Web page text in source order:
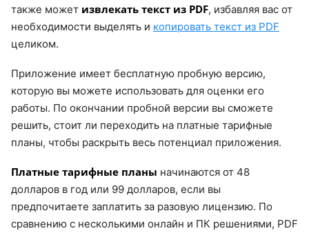
также может извлекать текст из PDF, избавляя вас от
необходимости выделять и копировать текст из PDF
целиком.
Приложение имеет бесплатную пробную версию,
которую вы можете использовать для оценки его
работы. По окончании пробной версии вы сможете
решить, стоит ли переходить на платные тарифные
планы, чтобы раскрыть весь потенциал приложения.
Платные тарифные планы начинаются от 48
долларов в год или 99 долларов, если вы
предпочитаете заплатить за разовую лицензию. По
сравнению с несколькими онлайн и ПК решениями, PDF